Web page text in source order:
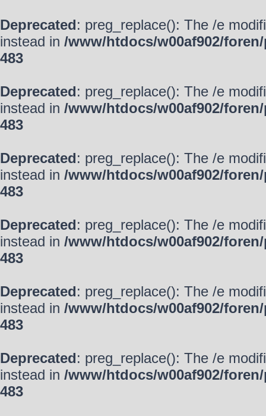
Deprecated: preg_replace(): The /e
instead in /www/htdocs/w00af902/
483
Deprecated: preg_replace(): The /e
instead in /www/htdocs/w00af902/
483
Deprecated: preg_replace(): The /e
instead in /www/htdocs/w00af902/
483
Deprecated: preg_replace(): The /e
instead in /www/htdocs/w00af902/
483
Deprecated: preg_replace(): The /e
instead in /www/htdocs/w00af902/
483
Deprecated: preg_replace(): The /e
instead in /www/htdocs/w00af902/
483